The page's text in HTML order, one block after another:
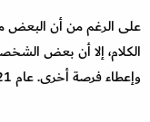
على الرغم من أن البعض
الكلام، إلا أن بعض
وإعطاء فرصة أخرى. عام 2021 هو العام المنشود.